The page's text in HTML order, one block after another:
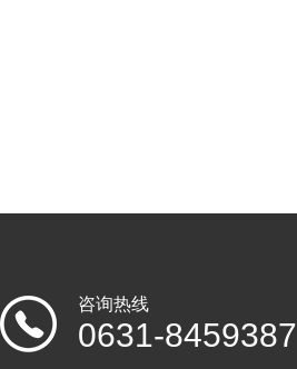
咨询热线
0631-8459387